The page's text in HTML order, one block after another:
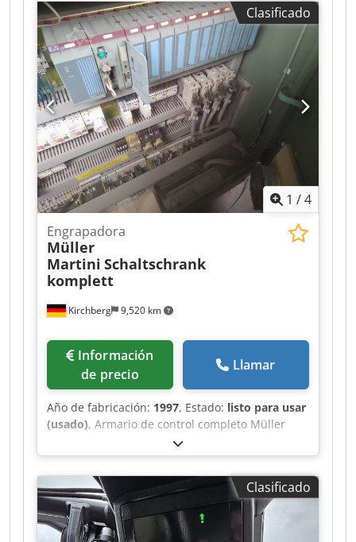
Clasificado
1 /4
Kirchberg 9,520 km
Engrapadora
Müller
Martini Schaltschrank
komplett
de precio
Llamar
Año de fabricación: 1997, Estado: listo para usar
(usado), Armario de control completo Müller
Martini, año de fabricación 1997 Dodpjwvmp
Dsfx Agkskr
Clasificado